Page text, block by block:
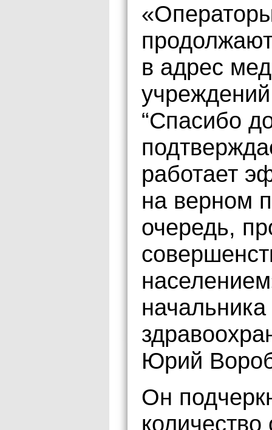
в адрес
“Спасибо
работает
на верном
очередь,
Юрий
Он